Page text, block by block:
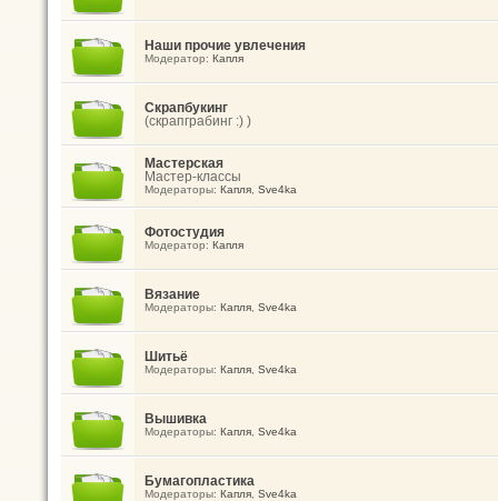
Наши прочие увлечения
Модератор: Капля
Скрапбукинг
(скрапграбинг :) )
Мастерская
Мастер-классы
Модераторы: Капля, Sve4ka
Фотостудия
Модератор: Капля
Вязание
Модераторы: Капля, Sve4ka
Шитьё
Модераторы: Капля, Sve4ka
Вышивка
Модераторы: Капля, Sve4ka
Бумагопластика
Модераторы: Капля, Sve4ka